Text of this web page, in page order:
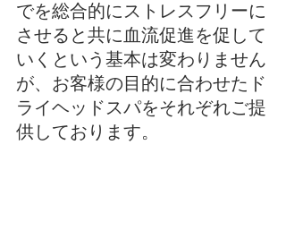
でを総合的にストレスフリーに
させると共に血流促進を促して
いくという基本は変わりません
が、お客様の目的に合わせたド
ライヘッドスパをそれぞれご提
供しております。